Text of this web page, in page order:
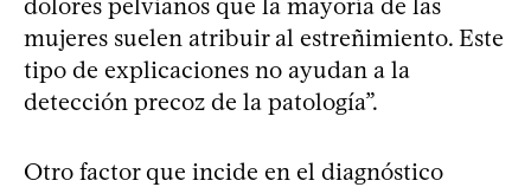
dolores pelvianos que la mayoría de las
mujeres suelen atribuir al estreñimiento. Este
tipo de explicaciones no ayudan a la
detección precoz de la patología”.
Otro factor que incide en el diagnóstico